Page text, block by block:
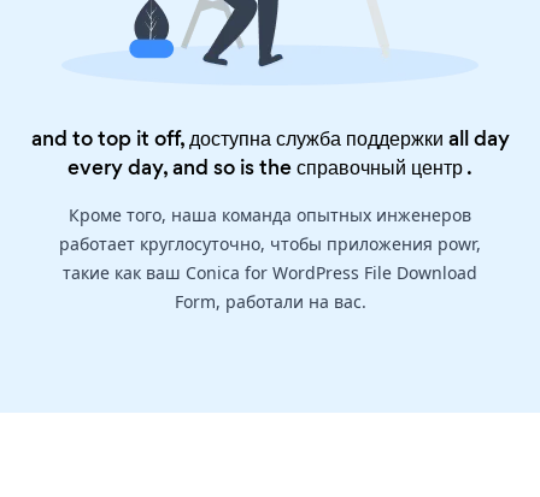
and to top it off, доступна служба поддержки all day
every day, and so is theсправочный центр.
Кроме того, наша команда опытных инженеров
работает круглосуточно, чтобы приложения powr,
такие как ваш Conica for WordPress File Download
Form, работали на вас.